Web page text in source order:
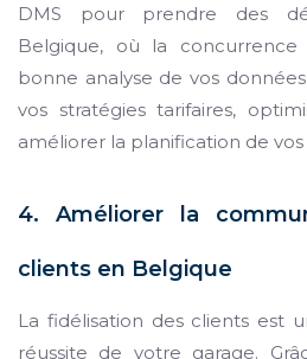
DMS pour prendre des
Belgique, où la
bonne analyse de vos
vos stratégies tarifaires,
améliorer la planification de
4. Améliorer la
clients en Belgique
La fidélisation des clients est
réussite de votre garage.